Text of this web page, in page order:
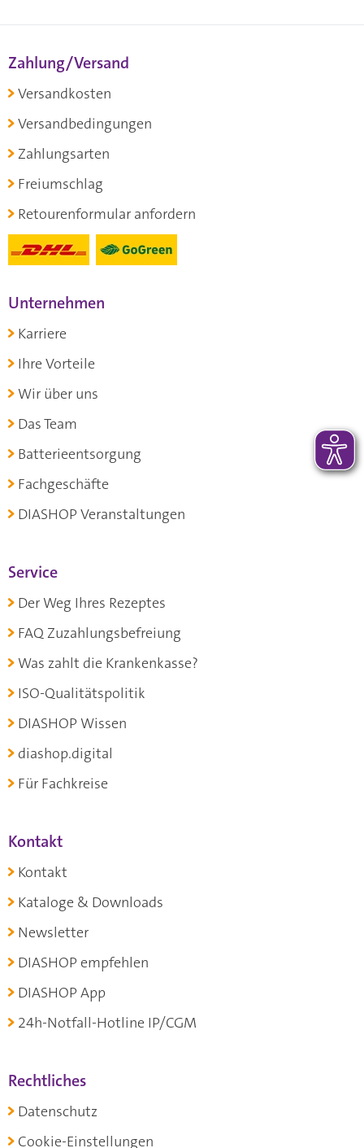
Zahlung/Versand
Versandkosten
Versandbedingungen
Zahlungsarten
Freiumschlag
Retourenformular anfordern
Unternehmen
Karriere
Ihre Vorteile
Wir über uns
Das Team
Batterieentsorgung
Fachgeschäfte
DIASHOP Veranstaltungen
Service
Der Weg Ihres Rezeptes
FAQ Zuzahlungsbefreiung
Was zahlt die Krankenkasse?
ISO-Qualitätspolitik
DIASHOP Wissen
diashop.digital
Für Fachkreise
Kontakt
Kontakt
Kataloge & Downloads
Newsletter
DIASHOP empfehlen
DIASHOP App
24h-Notfall-Hotline IP/CGM
Rechtliches
Datenschutz
Cookie-Einstellungen